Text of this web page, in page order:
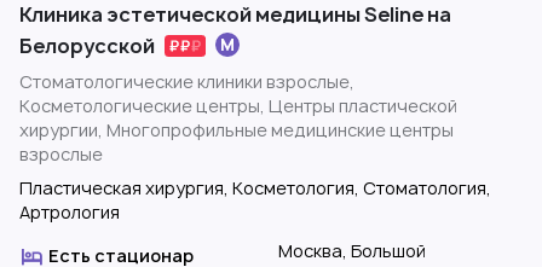
Клиника эстетической медицины Seline на
Белорусской
Стоматологические клиники взрослые,
Косметологические центры, Центры пластической
хирургии, Многопрофильные медицинские центры
взрослые
Пластическая хирургия, Косметология, Стоматология,
Артрология
Есть стационар
Москва, Большой